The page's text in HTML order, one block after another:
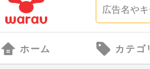
ホーム カテゴ